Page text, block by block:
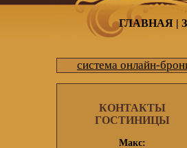
ГЛАВНАЯ|
система онлайн-
КОНТАКТЫ
ГОСТИНИЦЫ
Макс: